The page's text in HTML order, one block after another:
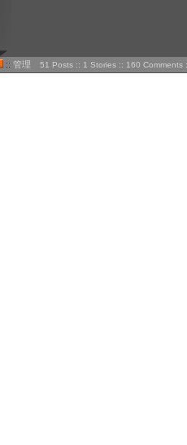
:: 管理 51 Posts :: 1 Stories :: 160 Comments